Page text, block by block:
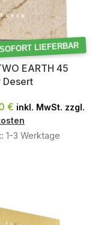
SOFORT LIEFERBAR
EARTH 45
Desert
€ inkl. MwSt. zzgl.
1-3 Werktage